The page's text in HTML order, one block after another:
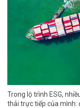
Trong lộ trình ESG,
thải trực tiếp của mình: